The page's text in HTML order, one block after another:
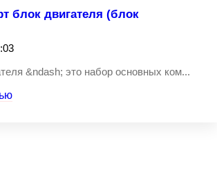
блок двигателя (блок
&ndash; это набор основных ком...